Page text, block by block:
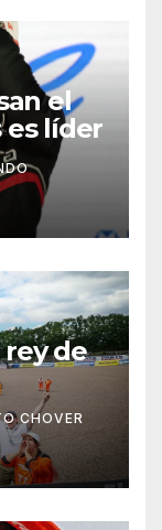
el
es líder
de
CHOVER